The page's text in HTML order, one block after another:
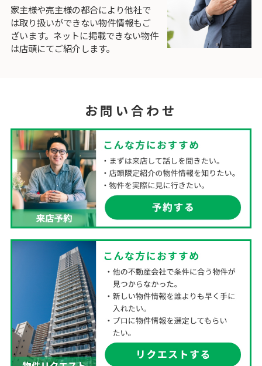
家主様や売主様の都合により他社で
は取り扱いができない物件情報もご
ざいます。ネットに掲載できない物件
は店頭にてご紹介します。
お問い合わせ